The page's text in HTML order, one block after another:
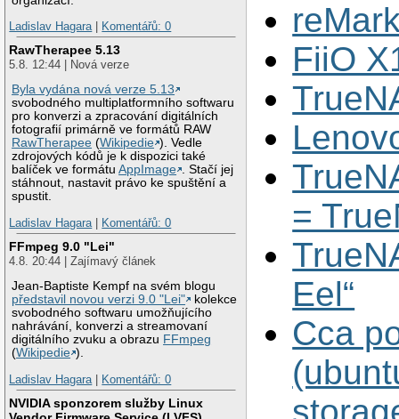
Ladislav Hagara| Komentářů: 0
RawTherapee 5.13
5.8. 12:44 | Nová verze
Byla vydána nová verze 5.13
svobodného multiplatformního softwaru
pro konverzi a zpracování digitálních
fotografií primárně ve formátů RAW
RawTherapee (Wikipedie ). Vedle
zdrojových kódů je k dispozici také
balíček ve formátuAppImage . Stačí jej
stáhnout, nastavit právo ke spuštění a
spustit.
Ladislav Hagara| Komentářů: 0
FFmpeg 9.0 "Lei"
4.8. 20:44 | Zajímavý článek
Jean-Baptiste Kempf na svém blogu
představil novou verzi 9.0 "Lei"
kolekce
svobodného softwaru umožňujícího
nahrávání, konverzi a streamovaní
digitálního zvuku a obrazu FFmpeg
(Wikipedie ).
Ladislav Hagara| Komentářů: 0
NVIDIA sponzorem služby Linux
FiiO
=
Eel“
Cca